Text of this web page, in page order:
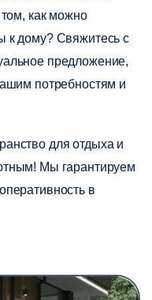
как можно
к дому? Свяжитесь с
предложение,
потребностям и
для отдыха и
Мы гарантируем
в